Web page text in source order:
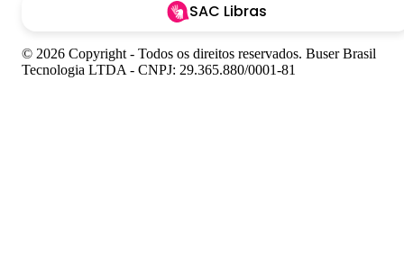
SAC Libras
© 2026 Copyright - Todos os direitos reservados. Buser Brasil
Tecnologia LTDA - CNPJ: 29.365.880/0001-81